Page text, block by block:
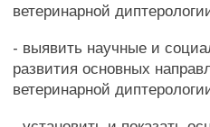
ветеринарной
- выявить научные и
развития основных
ветеринарной